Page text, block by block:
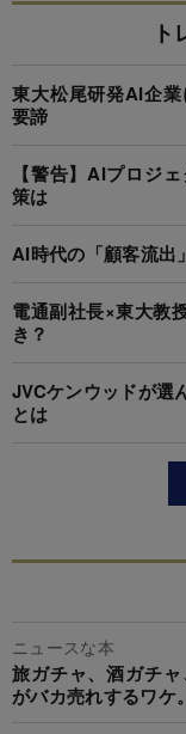
東大松尾研発AI企
要諦
【警告】AIプロジ
策は
AI時代の「顧客流出
電通副社長×東大教
き？
JVCケンウッドが選
とは
ニュースな本
旅ガチャ、酒ガチ
がバカ売れするワケ